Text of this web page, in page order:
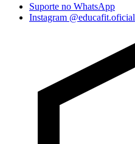
Suporte no WhatsApp
Instagram @educafit.oficial